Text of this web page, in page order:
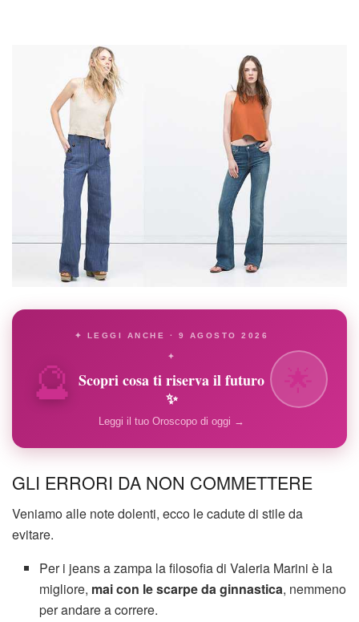
🔮
✦ LEGGI ANCHE · 9 AGOSTO 2026
✦
Scopri cosa ti riserva il futuro
✨
Leggi il tuo Oroscopo di oggi →
GLI ERRORI DA NON COMMETTERE
Veniamo alle note dolenti, ecco le cadute di stile da
evitare.
Per i jeans a zampa la filosofia di Valeria Marini è la
migliore, mai con le scarpe da ginnastica, nemmeno
per andare a correre.